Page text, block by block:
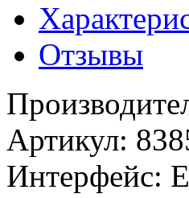
Отзывы
Артикул:
Интерфейс: